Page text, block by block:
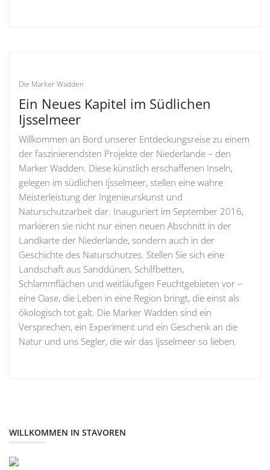
Die Marker Wadden
Ein Neues Kapitel im Südlichen
Ijsselmeer
Willkommen an Bord unserer Entdeckungsreise zu einem
der faszinierendsten Projekte der Niederlande – den
Marker Wadden. Diese künstlich erschaffenen Inseln,
gelegen im südlichen Ijsselmeer, stellen eine wahre
Meisterleistung der Ingenieurskunst und
Naturschutzarbeit dar. Inauguriert im September 2016,
markieren sie nicht nur einen neuen Abschnitt in der
Landkarte der Niederlande, sondern auch in der
Geschichte des Naturschutzes. Stellen Sie sich eine
Landschaft aus Sanddünen, Schilfbetten,
Schlammflächen und weitläufigen Feuchtgebieten vor –
eine Oase, die Leben in eine Region bringt, die einst als
ökologisch tot galt. Die Marker Wadden sind ein
Versprechen, ein Experiment und ein Geschenk an die
Natur und uns Segler, die wir das Ijsselmeer so lieben.
WILLKOMMEN IN STAVOREN